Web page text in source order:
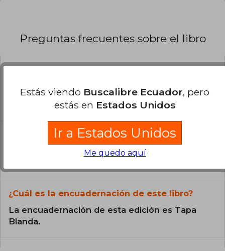
Preguntas frecuentes sobre el libro
Todos los libros de nuestro
catálogo son Originales.
¿En qué Idioma está escrito el
El libro está escrito en Español.
¿Cuál es la encuadernación de este libro?
La encuadernación de esta edición es Tapa
Blanda.
Estás viendo Buscalibre Ecuador, pero
estás en Estados Unidos
Ir a Estados Unidos
Me quedo aquí